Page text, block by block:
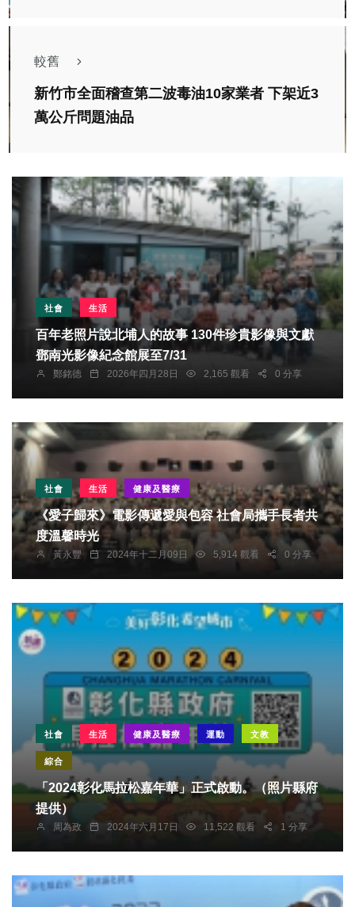
較舊
新竹市全面稽查第二波毒油10家業者 下架近3
萬公斤問題油品
社會 生活
百年老照片說北埔人的故事 130件珍貴影像與文獻
鄧南光影像紀念館展至7/31
鄭銘德 2026年四月28日 2,165 觀看 0 分享
社會 生活 健康及醫療
《愛子歸來》電影傳遞愛與包容 社會局攜手長者共
度溫馨時光
黃永豐 2024年十二月09日 5,914 觀看 0 分享
社會 生活 健康及醫療 運動 文教
綜合
「2024彰化馬拉松嘉年華」正式啟動。（照片縣府
提供）
周為政 2024年六月17日 11,522 觀看 1 分享